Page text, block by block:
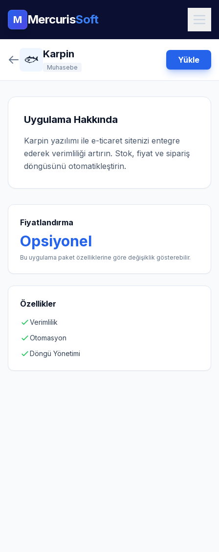
M MercurisSoft
🐟 Karpin
Muhasebe
Yükle
Uygulama Hakkında
Karpin yazılımı ile e-ticaret sitenizi entegre
ederek verimliliği artırın. Stok, fiyat ve sipariş
döngüsünü otomatikleştirin.
Fiyatlandırma
Opsiyonel
Bu uygulama paket özelliklerine göre değişiklik gösterebilir.
Özellikler
Verimlilik
Otomasyon
Döngü Yönetimi